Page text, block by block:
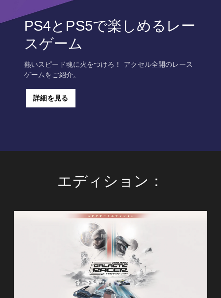
PS4とPS5で楽しめるレー
スゲーム
熱いスピード魂に火をつけろ！ アクセル全開のレース
ゲームをご紹介。
詳細を見る
エディション：